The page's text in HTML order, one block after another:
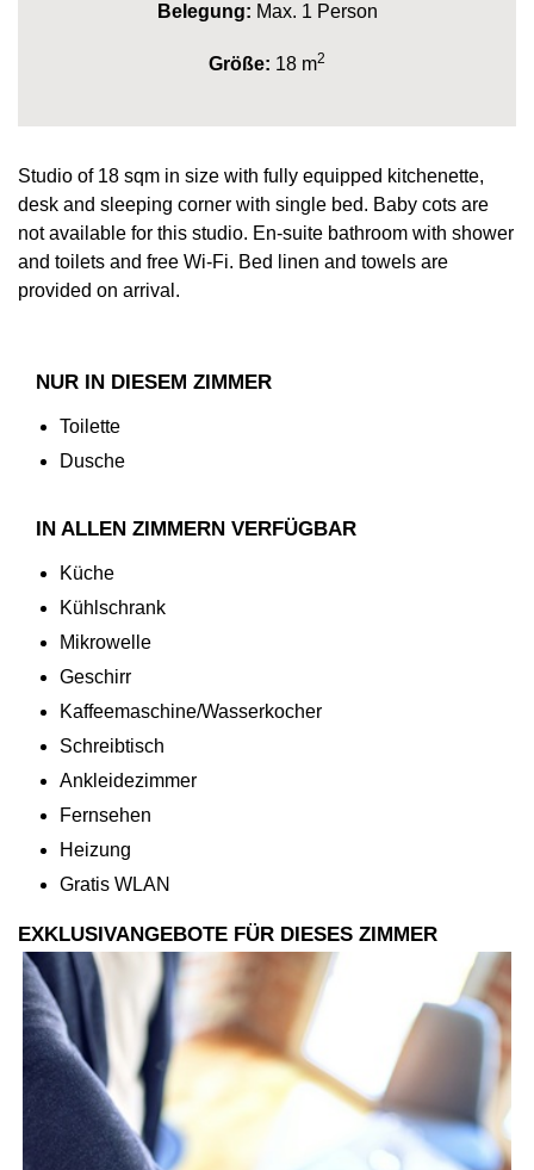
Belegung: Max. 1 Person
Größe: 18 m2
Studio of 18 sqm in size with fully equipped kitchenette,
desk and sleeping corner with single bed. Baby cots are
not available for this studio. En-suite bathroom with shower
and toilets and free Wi-Fi. Bed linen and towels are
provided on arrival.
NUR IN DIESEM ZIMMER
Toilette
Dusche
IN ALLEN ZIMMERN VERFÜGBAR
Küche
Kühlschrank
Mikrowelle
Geschirr
Kaffeemaschine/Wasserkocher
Schreibtisch
Ankleidezimmer
Fernsehen
Heizung
Gratis WLAN
EXKLUSIVANGEBOTE FÜR DIESES ZIMMER